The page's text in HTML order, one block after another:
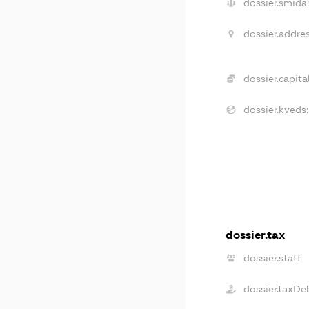
dossier.smida:
dossier.kveds:
dossier.tax
dossier.staff